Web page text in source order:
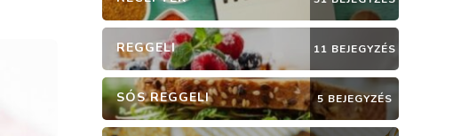
REGGELI 11 BEJEGYZÉS
SÓS REGGELI 5 BEJEGYZÉS